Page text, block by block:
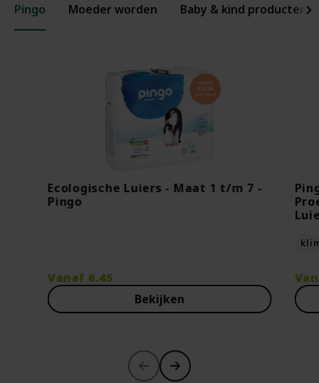
Pingo Moeder worden Baby & kind producten
Ecologische Luiers - Maat 1 t/m 7 -
Pingo
Vanaf 6.45
Bekijken